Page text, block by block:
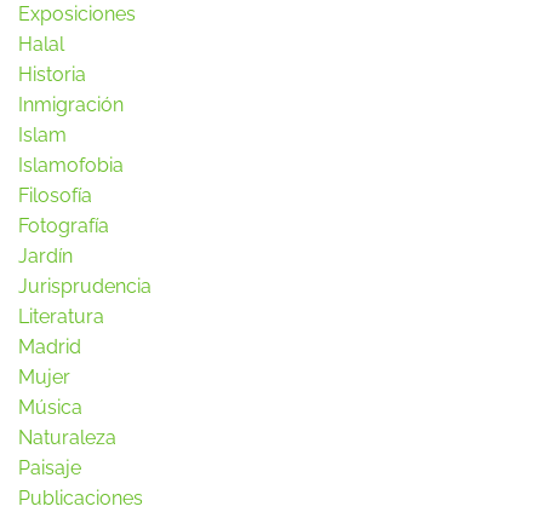
Exposiciones
Halal
Historia
Inmigración
Islam
Islamofobia
Filosofía
Fotografía
Jardín
Jurisprudencia
Literatura
Madrid
Mujer
Música
Naturaleza
Paisaje
Publicaciones